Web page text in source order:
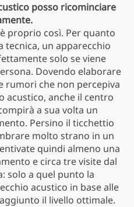
posso ricominciare
proprio così. Per quanto
tecnica, un apparecchio
solo se viene
Dovendo elaborare
rumori che non percepiva
acustico, anche il centro
a sua volta un
Persino il ticchettio
molto strano in un
quindi almeno una
e circa tre visite dal
solo a quel punto la
acustico in base alle
il livello ottimale.